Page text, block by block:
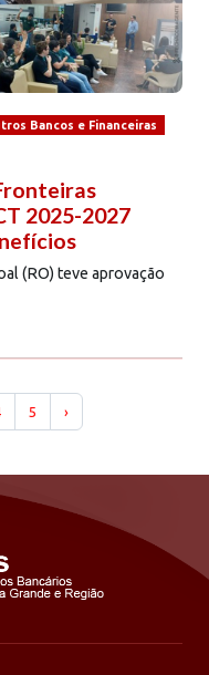
Bancos e Financeiras
2025-2027
(RO) teve aprovação
5 ›